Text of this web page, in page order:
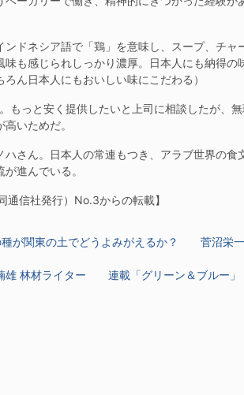
ドネシア語で「鶏」を意味し、スープ、チャ
味も感じられしっかり濃厚。日本人にも納得
ん日本人にもおいしい味にこだわる）
っと安く提供したいと上司に相談したが、
いためだ。
さん。日本人の常連もつき、アラブ世界の食
進んでいる。
通信社発行）No.3からの転載】
種が関東の土でどうよみがえるか？ 菅沼
林材ライター 連載「グリーン＆ブルー」